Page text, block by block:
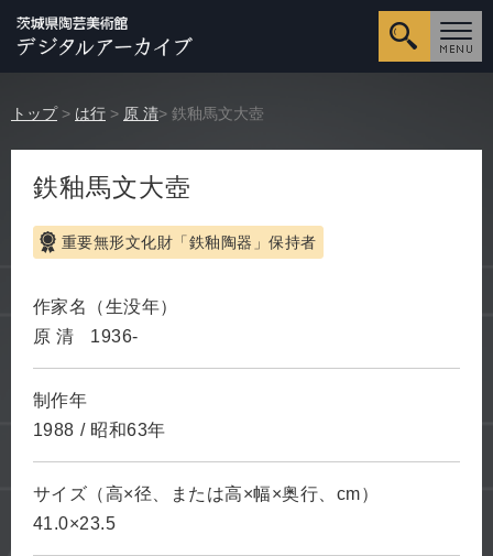
詳細検
トップ > は行 > 原 清> 鉄釉馬文大壺
鉄釉馬文大壺
重要無形文化財「鉄釉陶器」保持者
作家名（生没年）
原 清
1936-
制作年
1988 / 昭和63年
サイズ（高×径、または高×幅×奥行、cm）
41.0×23.5